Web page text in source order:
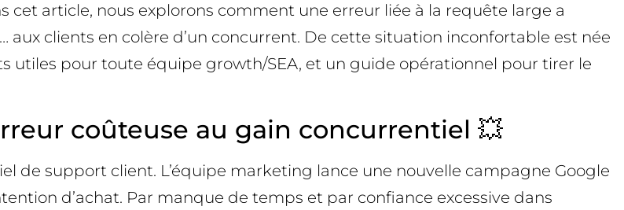
cet article, nous explorons comment une erreur liée à la requête large a
clients en colère d’un concurrent. De cette situation inconfortable est née
utiles pour toute équipe growth/SEA, et un guide opérationnel pour tirer le
coûteuse au gain concurrentiel 💥
de support client. L’équipe marketing lance une nouvelle campagne Google
d’achat. Par manque de temps et par confiance excessive dans